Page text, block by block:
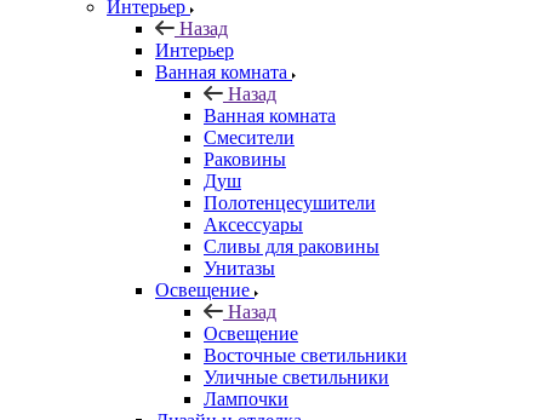
Интерьер
Назад
Интерьер
Ванная комната
Назад
Ванная комната
Смесители
Раковины
Душ
Полотенцесушители
Аксессуары
Сливы для раковины
Унитазы
Освещение
Назад
Освещение
Восточные светильники
Уличные светильники
Лампочки